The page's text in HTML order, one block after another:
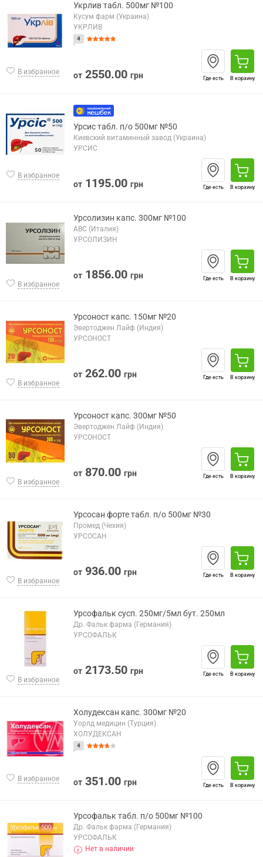
В избранное
Укрлив табл. 500мг №100
Кусум фарм (Украина)
УКРЛИВ
4
от 2550.00 грн Где есть В корзину
В избранное
Урсис табл. п/о 500мг №50
Киевский витаминный завод (Украина)
УРСИС
от 1195.00 грн Где есть В корзину
В избранное
Урсолизин капс. 300мг №100
АВС (Италия)
УРСОЛИЗИН
от 1856.00 грн Где есть В корзину
В избранное
Урсоност капс. 150мг №20
Эвертоджен Лайф (Индия)
УРСОНОСТ
от 262.00 грн Где есть В корзину
В избранное
Урсоност капс. 300мг №50
Эвертоджен Лайф (Индия)
УРСОНОСТ
от 870.00 грн Где есть В корзину
В избранное
Урсосан форте табл. п/о 500мг №30
Промед (Чехия)
УРСОСАН
от 936.00 грн Где есть В корзину
В избранное
Урсофальк сусп. 250мг/5мл бут. 250мл
Др. Фальк фарма (Германия)
УРСОФАЛЬК
от 2173.50 грн Где есть В корзину
В избранное
Холудексан капс. 300мг №20
Уорлд медицин (Турция)
ХОЛУДЕКСАН
4
от 351.00 грн Где есть В корзину
Урсофальк табл. п/о 500мг №100
Др. Фальк фарма (Германия)
УРСОФАЛЬК
Нет в наличии